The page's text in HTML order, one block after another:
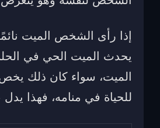
إذا رأى الشخص الميت
يحدث الميت الحي في
الميت، سواء كان ذلك
للحياة في منامه، فهذا